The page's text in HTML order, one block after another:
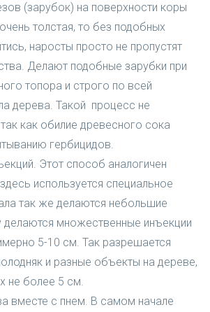
(зарубок) на поверхности коры
толстая, то без подобных
наросты просто не пропустят
Делают подобные зарубки при
топора и строго по всей
дерева. Такой процесс не
как обилие древесного сока
гербицидов.
Этот способ аналогичен
используется специальное
так же делаются небольшие
делаются множественные инъекции
5-10 см. Так разрешается
и разные объекты на дереве,
не более 5 см.
вместе с пнем. В самом начале